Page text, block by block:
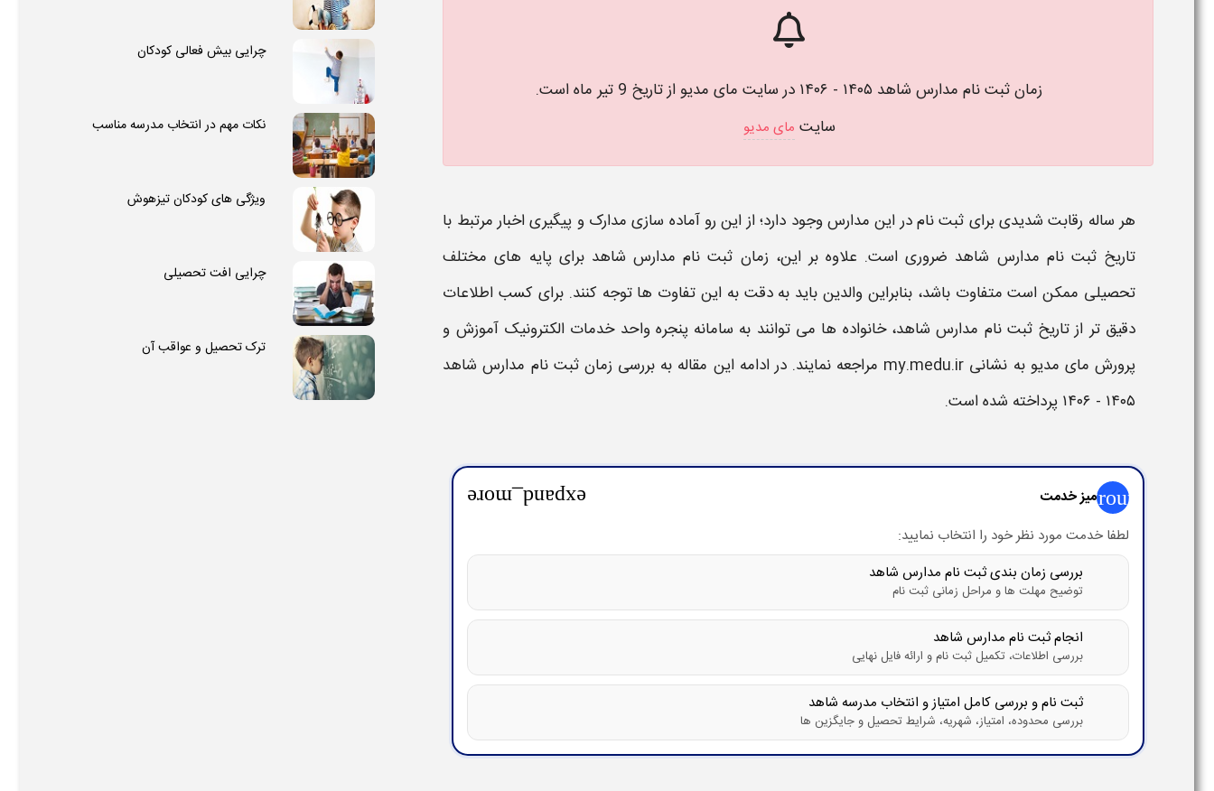
زمان ثبت نام مدارس شاهد ۱۴۰۵ - ۱۴۰۶ در سایت مای مدیو از تاریخ 9 تیر ماه است.
سایت مای مدیو
هر ساله رقابت شدیدی برای ثبت‌ نامدر این مدارسوجود دارد؛ از این رو آماده‌ سازی مدارک و پیگیری اخبار مرتبط با
تاریخ ثبت‌ نام مدارس شاهد ضروری است. علاوه بر این، زمان ثبت‌ نام مدارس شاهدبرای پایه‌ های مختلف
تحصیلی ممکن است متفاوت باشد، بنابراین والدین باید به دقت به این تفاوت‌ ها توجه کنند. برای کسب اطلاعات
دقیق‌ تر ازتاریخ ثبت‌ نام مدارس شاهد، خانواده‌ ها می‌ توانند به سامانه پنجره واحد خدمات الکترونیک آموزش و
پرورش مای مدیو به نشانی my.medu.ir مراجعه نمایند. در ادامه این مقاله به بررسی
زمان ثبت نام مدارس شاهد
۱۴۰۵ - ۱۴۰۶
پرداخته شده است.
groupمیز خدمت expand_more
لطفا خدمت مورد نظر خود را انتخاب نمایید:
بررسی زمان بندی ثبت نام مدارس شاهد
توضیح مهلت ها و مراحل زمانی ثبت نام
انجام ثبت نام مدارس شاهد
بررسی اطلاعات، تکمیل ثبت نام و ارائه فایل نهایی
ثبت نام و بررسی کامل امتیاز و انتخاب مدرسه شاهد
بررسی محدوده، امتیاز، شهریه، شرایط تحصیل و جایگزین ها
چرایی بیش فعالی کودکان
نکات مهم در انتخاب مدرسه مناسب
ویژگی های کودکان تیزهوش
چرایی افت تحصیلی
ترک تحصیل و عواقب آن